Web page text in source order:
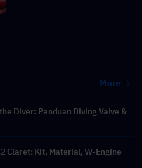
More
Diver: Panduan Diving Valve &
Claret: Kit, Material, W-Engine